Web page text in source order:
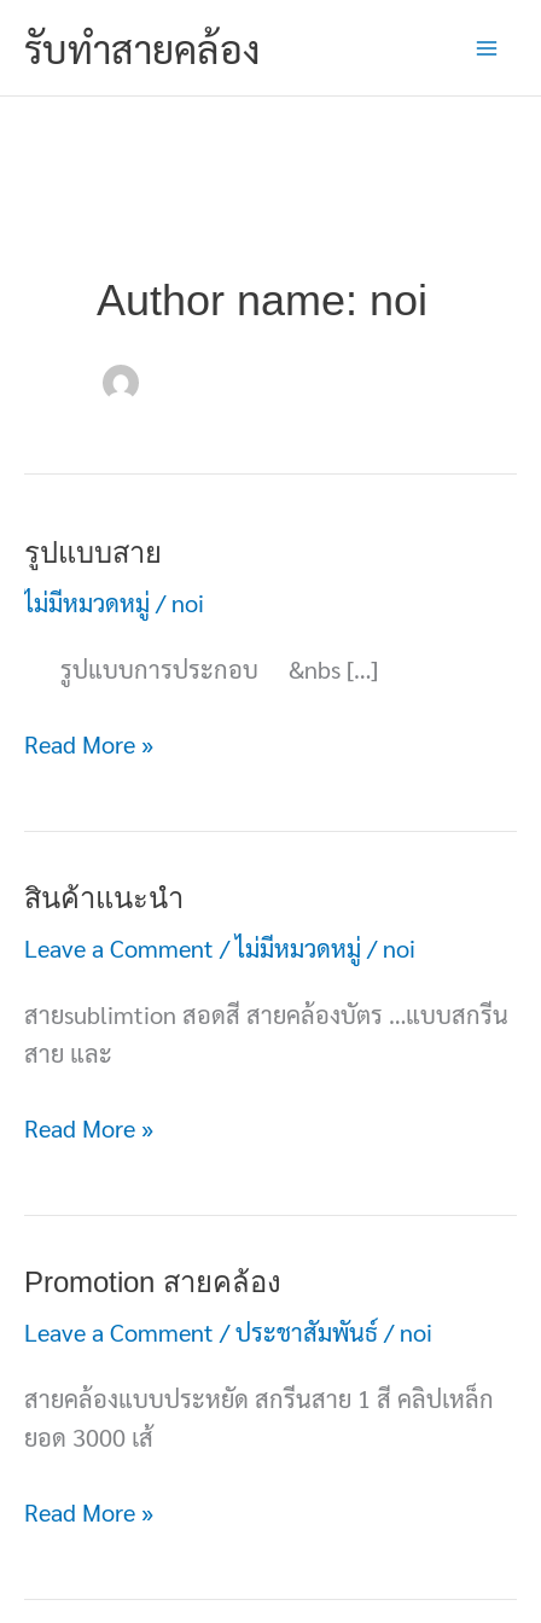
content
รับทำสายคล้อง
Author name: noi
รูปแบบสาย
ไม่มีหมวดหมู่ /noi
รูปแบบการประกอบ &nbs […]
รูป
แบบ
Read More »
สินค้าแนะนำ
Leave a Comment /ไม่มีหมวดหมู่ /noi
สายsublimtion สอดสี สายคล้องบัตร …แบบสกรีน
สาย และ
สินค้า
แนะนำ
Read More »
Promotion สายคล้อง
Leave a Comment /ประชาสัมพันธ์ /noi
สายคล้องแบบประหยัด สกรีนสาย 1 สี คลิปเหล็ก
ยอด 3000 เส้
Promotion
สาย
Read More »